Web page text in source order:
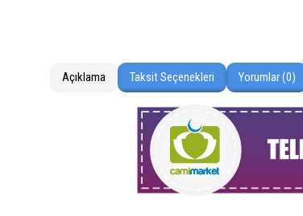
Açıklama Taksit Seçenekleri Yorumlar (0)